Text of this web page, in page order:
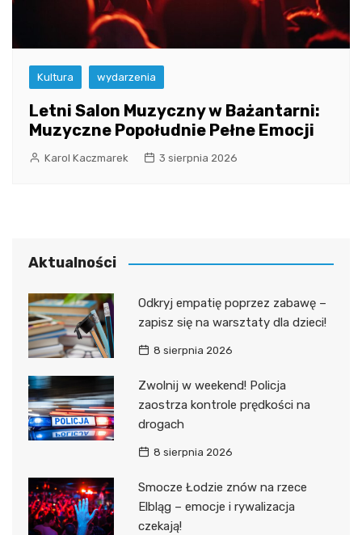
Kultura wydarzenia
Letni Salon Muzyczny w Bażantarni:
Muzyczne Popołudnie Pełne Emocji
Karol Kaczmarek 3 sierpnia 2026
Aktualności
Odkryj empatię poprzez zabawę –
zapisz się na warsztaty dla dzieci!
8 sierpnia 2026
Zwolnij w weekend! Policja
zaostrza kontrole prędkości na
drogach
8 sierpnia 2026
Smocze Łodzie znów na rzece
Elbląg – emocje i rywalizacja
czekają!